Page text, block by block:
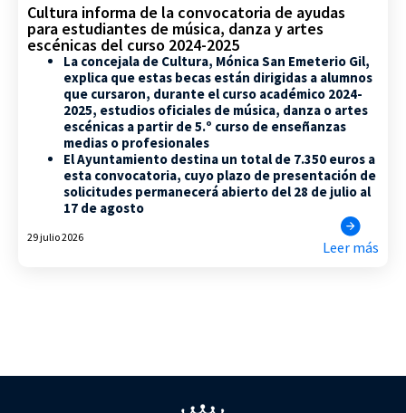
Cultura informa de la convocatoria de ayudas
para estudiantes de música, danza y artes
escénicas del curso 2024-2025
La concejala de Cultura, Mónica San Emeterio Gil,
explica que estas becas están dirigidas a alumnos
que cursaron, durante el curso académico 2024-
2025, estudios oficiales de música, danza o artes
escénicas a partir de 5.º curso de enseñanzas
medias o profesionales
El Ayuntamiento destina un total de 7.350 euros a
esta convocatoria, cuyo plazo de presentación de
solicitudes permanecerá abierto del 28 de julio al
17 de agosto
29 julio 2026
Leer más